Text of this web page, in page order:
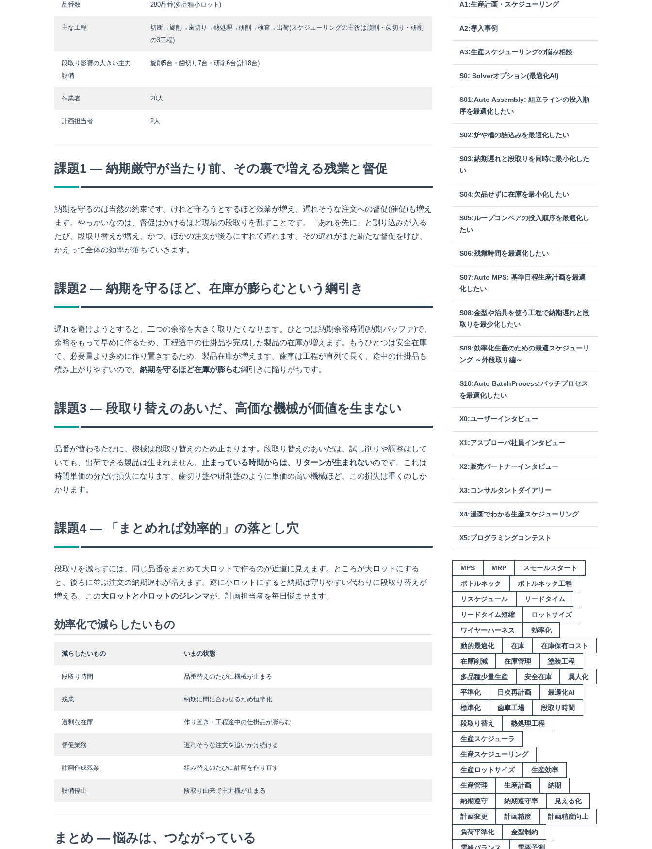
品番数 280品番(多品種小ロット)
主な工程
切断→旋削→歯切り→熱処理→研削→検査→出荷(スケジューリングの主役は旋削・歯切り・研削
の3工程)
段取り影響の大きい主力
設備
旋削5台・歯切り7台・研削6台(計18台)
作業者 20人
計画担当者 2人
課題1 ― 納期厳守が当たり前、その裏で増える残業と督促
納期を守るのは当然の約束です。けれど守ろうとするほど残業が増え、遅れそうな注文への督促(催促)も増え
ます。やっかいなのは、督促はかけるほど現場の段取りを乱すことです。「あれを先に」と割り込みが入る
たび、段取り替えが増え、かつ、ほかの注文が後ろにずれて遅れます。その遅れがまた新たな督促を呼び、
かえって全体の効率が落ちていきます。
課題2 ― 納期を守るほど、在庫が膨らむという綱引き
遅れを避けようとすると、二つの余裕を大きく取りたくなります。ひとつは納期余裕時間(納期バッファ)で、
余裕をもって早めに作るため、工程途中の仕掛品や完成した製品の在庫が増えます。もうひとつは安全在庫
で、必要量より多めに作り置きするため、製品在庫が増えます。歯車は工程が直列で長く、途中の仕掛品も
積み上がりやすいので、 納期を守るほど在庫が膨らむ綱引きに陥りがちです。
課題3 ― 段取り替えのあいだ、高価な機械が価値を生まない
品番が替わるたびに、機械は段取り替えのため止まります。段取り替えのあいだは、試し削りや調整はして
いても、出荷できる製品は生まれません。
止まっている時間からは、リターンが生まれないのです。これは
時間単価の分だけ損失になります。歯切り盤や研削盤のように単価の高い機械ほど、この損失は重くのしか
かります。
課題4 ― 「まとめれば効率的」の落とし穴
段取りを減らすには、同じ品番をまとめて大ロットで作るのが近道に見えます。ところが大ロットにする
と、後ろに並ぶ注文の納期遅れが増えます。逆に小ロットにすると納期は守りやすい代わりに段取り替えが
増える。この大ロットと小ロットのジレンマが、計画担当者を毎日悩ませます。
効率化で減らしたいもの
減らしたいもの いまの状態
段取り時間 品番替えのたびに機械が止まる
残業 納期に間に合わせるため恒常化
過剰な在庫 作り置き・工程途中の仕掛品が膨らむ
督促業務 遅れそうな注文を追いかけ続ける
計画作成残業 組み替えのたびに計画を作り直す
設備停止 段取り由来で主力機が止まる
まとめ ― 悩みは、つながっている
A1:生産計画・スケジューリング
A2:導入事例
A3:生産スケジューリングの悩み相談
S0: Solverオプション(最適化AI)
S01:Auto Assembly: 組立ラインの投入順
序を最適化したい
S02:炉や槽の詰込みを最適化したい
S03:納期遅れと段取りを同時に最小化した
い
S04:欠品せずに在庫を最小化したい
S05:ループコンベアの投入順序を最適化し
たい
S06:残業時間を最適化したい
S07:Auto MPS: 基準日程生産計画を最適
化したい
S08:金型や治具を使う工程で納期遅れと段
取りを最少化したい
S09:効率化生産のための最適スケジューリ
ング ～外段取り編～
S10:Auto BatchProcess:バッチプロセス
を最適化したい
X0:ユーザーインタビュー
X1:アスプローバ社員インタビュー
X2:販売パートナーインタビュー
X3:コンサルタントダイアリー
X4:漫画でわかる生産スケジューリング
X5:プログラミングコンテスト
MPS MRP
スモールスタート
ボトルネック
ボトルネック工程
リスケジュール
リードタイム
リードタイム短縮
ロットサイズ
ワイヤーハーネス
効率化
動的最適化
在庫
在庫保有コスト
在庫削減
在庫管理
塗装工程
多品種少量生産
安全在庫
属人化
平準化
日次再計画
最適化AI
標準化
歯車工場
段取り時間
段取り替え
熱処理工程
生産スケジューラ
生産スケジューリング
生産ロットサイズ
生産効率
生産管理
生産計画
納期
納期遵守
納期遵守率
見える化
計画変更
計画精度
計画精度向上
負荷平準化
金型制約